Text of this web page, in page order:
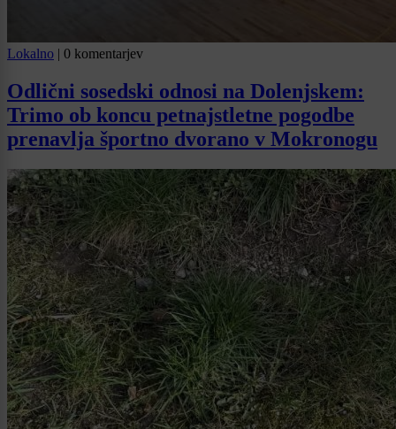
Lokalno | 0 komentarjev
Odlični sosedski odnosi na Dolenjskem:
Trimo ob koncu petnajstletne pogodbe
prenavlja športno dvorano v Mokronogu